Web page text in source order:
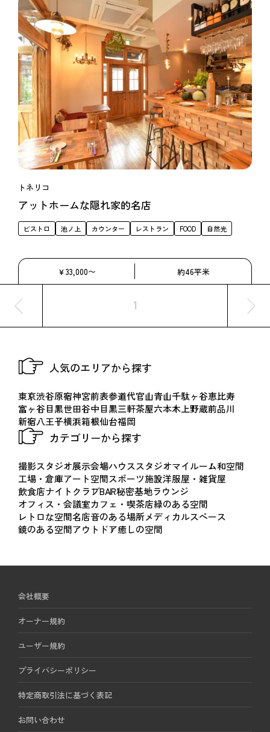
トネリコ
アットホームな隠れ家的名店
ビストロ 池ノ上 カウンター レストラン FOOD 自然光
￥33,000〜 約46平米
1
人気のエリアから探す
東京渋谷原宿神宮前表参道代官山青山千駄ヶ谷恵比寿
富ヶ谷目黒世田谷中目黒三軒茶屋六本木上野蔵前品川
新宿八王子横浜箱根仙台福岡
カテゴリーから探す
撮影スタジオ展示会場ハウススタジオマイルーム和空間
工場・倉庫アート空間スポーツ施設洋服屋・雑貨屋
飲食店ナイトクラブBAR秘密基地ラウンジ
オフィス・会議室カフェ・喫茶店緑のある空間
レトロな空間名店音のある場所メディカルスペース
鏡のある空間アウトドア癒しの空間
会社概要
オーナー規約
ユーザー規約
プライバシーポリシー
特定商取引法に基づく表記
お問い合わせ